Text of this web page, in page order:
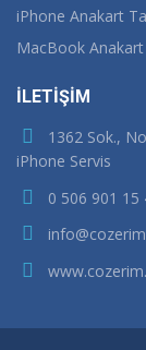
iPhone Anakart
MacBook
İLETİŞİM
1362 Sok.,
iPhone Servis
0 506 901 15